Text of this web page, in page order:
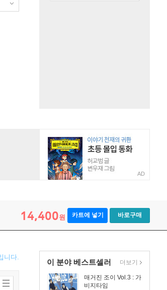
AD
14,400원 카트에 넣기 바로구매
이 분야 베스트셀러
매거진 조이 Vol.3 : 가
비지타임
더보기
니다.